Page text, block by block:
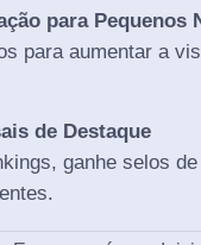
para Pequenos
para aumentar a
de Destaque
ganhe selos